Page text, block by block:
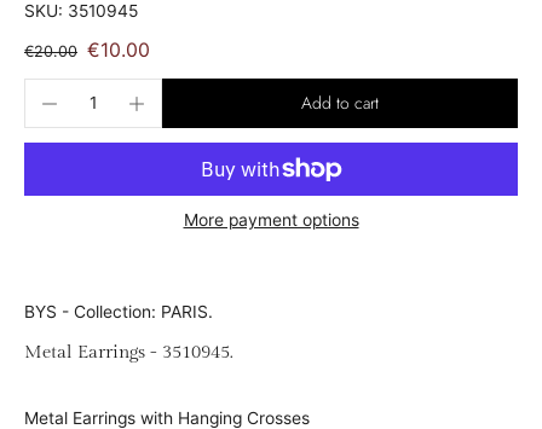
SKU: 3510945
€20.00 €10.00
Add to cart
More payment options
BYS - Collection: PARIS.
Metal Earrings - 3510945.
Metal Earrings with Hanging Crosses